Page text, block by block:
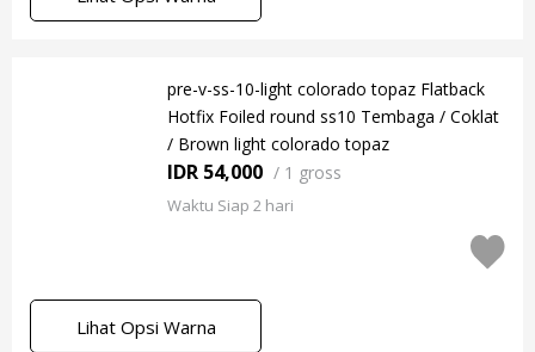
pre-v-ss-10-light colorado topaz Flatback
Hotfix Foiled round ss10 Tembaga / Coklat
/ Brown light colorado topaz
IDR 54,000 / 1 gross
Waktu Siap 2 hari
Lihat Opsi Warna